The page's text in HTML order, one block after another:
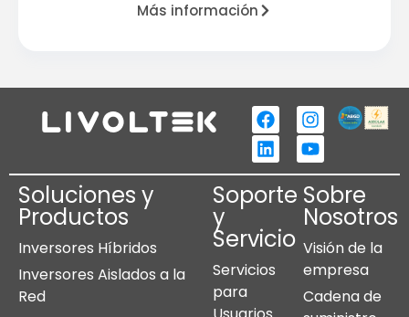
Más información
Soluciones y
Productos
Inversores Híbridos
Inversores Aislados a la
Red
Soporte
y
Servicio
Servicios
para
Sobre
Nosotros
Visión de la
empresa
Cadena de